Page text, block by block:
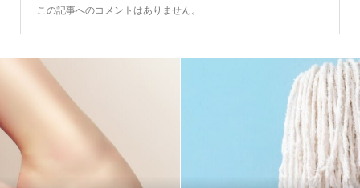
この記事へのコメントはありません。